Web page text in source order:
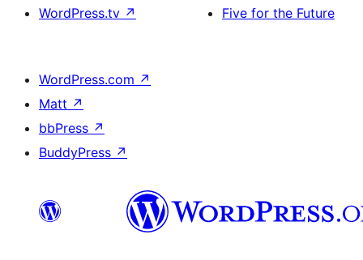
WordPress.tv ↗
Five for the Future
WordPress.com ↗
Matt ↗
bbPress ↗
BuddyPress ↗